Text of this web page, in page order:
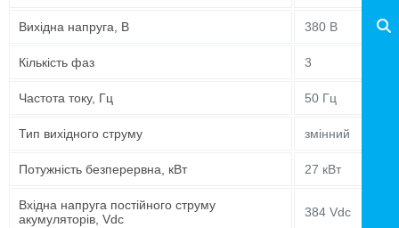
Вихідна напруга, В 380 В
Кількість фаз 3
Частота току, Гц 50 Гц
Тип вихідного струму змінний
Потужність безперервна, кВт 27 кВт
Вхідна напруга постійного струму
акумуляторів, Vdc
384 Vdc